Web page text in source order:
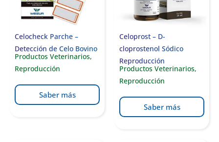
Celocheck Parche –
Detección de Celo Bovino
Productos Veterinarios,
Reproducción
Saber más
Celoprost – D-
cloprostenol Sódico
Reproducción
Productos Veterinarios,
Reproducción
Saber más